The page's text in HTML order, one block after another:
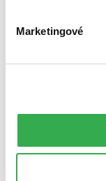
Marketingové
Top hodnotené
Novinky
Najlacnejšie
Použité filtre
Nebol nájdenýžiadny